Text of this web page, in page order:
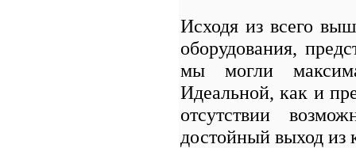
Исходя из всего
оборудования,
мы могли
Идеальной, как и
отсутствии
достойный выход из